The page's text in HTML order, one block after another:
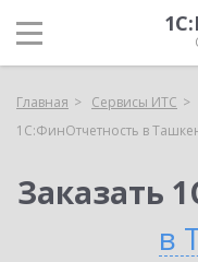
Главная Сервисы ИТС
1С:ФинОтчетность в
Заказать
в